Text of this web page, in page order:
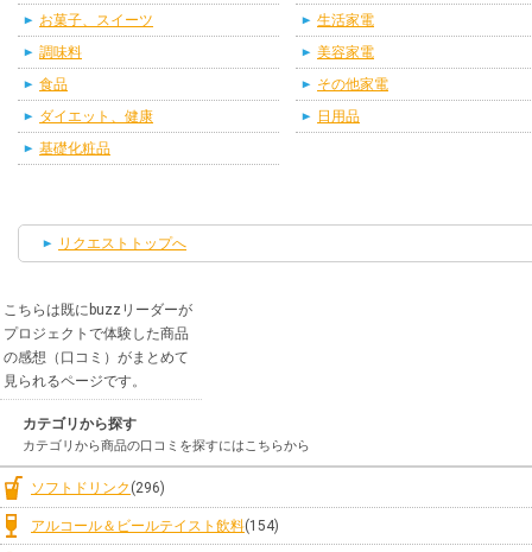
お菓子、スイーツ
調味料
食品
ダイエット、健康
基礎化粧品
生活家電
美容家電
その他家電
日用品
リクエストトップへ
こちらは既にbuzzリーダーが
プロジェクトで体験した商品
の感想（口コミ）がまとめて
見られるページです。
カテゴリから探す
カテゴリから商品の口コミを探すにはこちらから
ソフトドリンク (296)
アルコール＆ビールテイスト飲料(154)